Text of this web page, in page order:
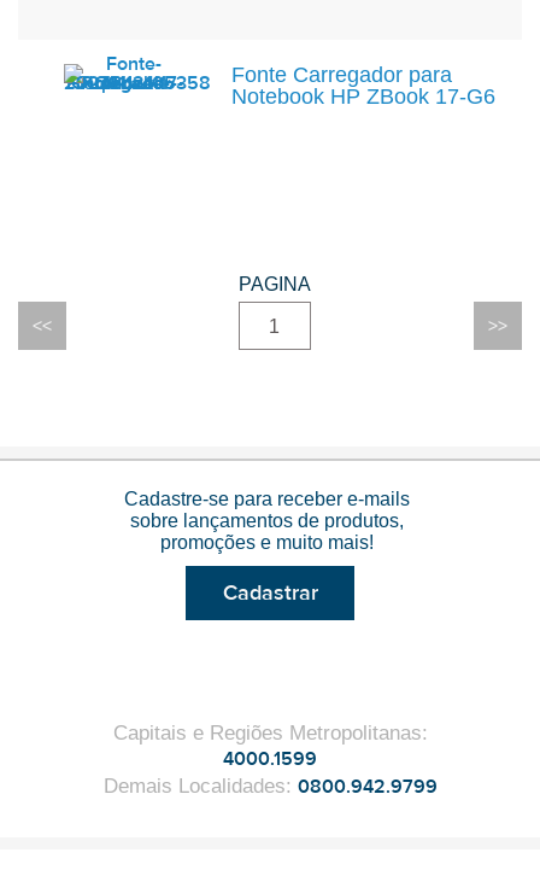
Fonte Carregador para
Notebook HP ZBook 17-G6
1
Cadastre-se para receber e-mails
sobre lançamentos de produtos,
promoções e muito mais!
Cadastrar
Capitais e Regiões Metropolitanas:
4000.1599
Demais Localidades: 0800.942.9799